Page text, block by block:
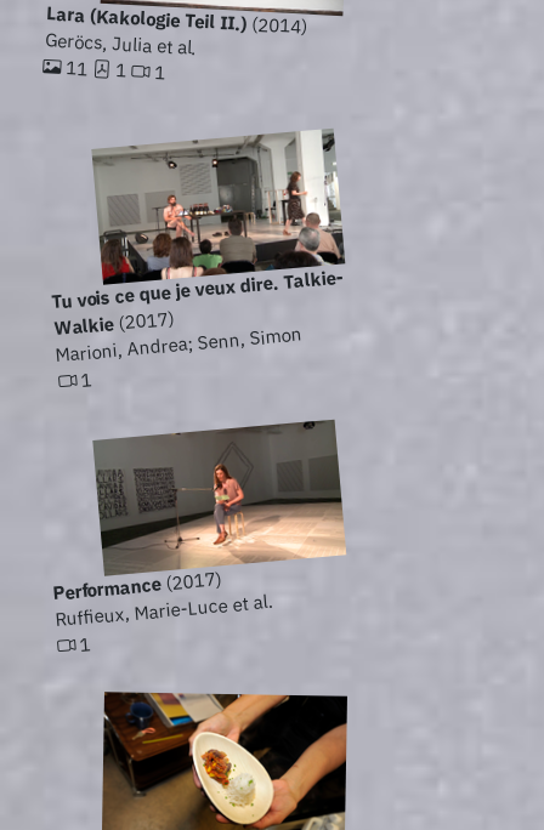
Lara (Kakologie Teil II.)(2014)
Geröcs, Julia et al.
11 1 1
Tu vois ce que je veux dire. Talkie-
Walkie(2017)
Marioni, Andrea; Senn, Simon
1
Performance(2017)
Ruffieux, Marie-Luce et al.
1